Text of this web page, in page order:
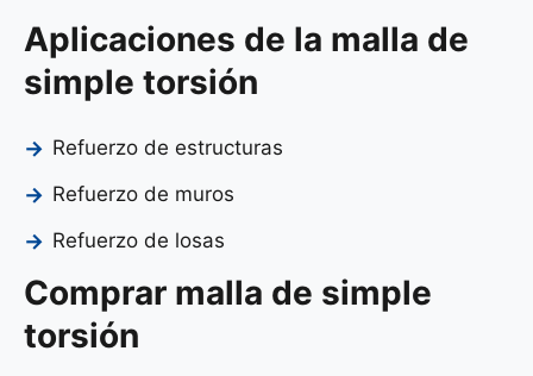
Aplicaciones de la malla de
simple torsión
Refuerzo de estructuras
Refuerzo de muros
Refuerzo de losas
Comprar malla de simple
torsión